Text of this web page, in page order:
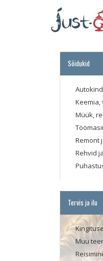
Sõidukid
Keemia,
Müük,
Remont
Rehvid
Tervis ja ilu
Muu